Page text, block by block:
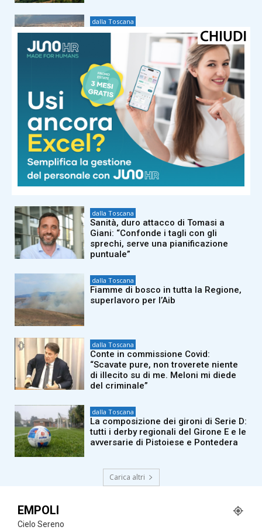
dalla Toscana
Autorità portuale regionale,
approvato il piano triennale: 7,5
milioni di euro per gli scali toscani
dalla Toscana
Bruciano i boschi di Firenzuola: in
azione elicotteri e Canadair. Fiamme
domate nel resto della regione
dalla Toscana
Nuoto, la Rari Nantes Florentia
raggiunge le 21 medaglie ai
Campionati italiani di categoria
dalla Toscana
Sanità, duro attacco di Tomasi a
Giani: “Confonde i tagli con gli
sprechi, serve una pianificazione
puntuale”
dalla Toscana
Fiamme di bosco in tutta la Regione,
superlavoro per l’Aib
dalla Toscana
Conte in commissione Covid:
“Scavate pure, non troverete niente
di illecito su di me. Meloni mi diede
del criminale”
dalla Toscana
La composizione dei gironi di Serie D:
tutti i derby regionali del Girone E e le
avversarie di Pistoiese e Pontedera
Carica altri
EMPOLI
Cielo Sereno